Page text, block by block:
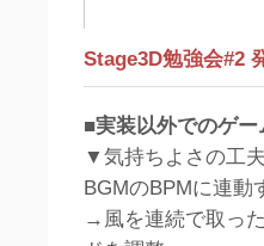
Stage3D勉強会#2
■実装以外でのゲー
▼気持ちよさの工夫
BGMのBPMに連動
→風を連続で取っ